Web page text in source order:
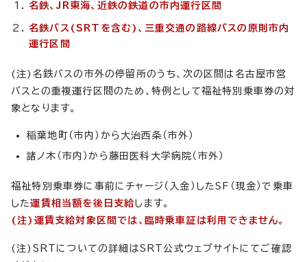
名鉄、JR東海、近鉄の鉄道の市内運行区間
名鉄バス(SRTを含む)、三重交通の路線バスの 原則市内
運行区間
(注)名鉄バスの市外の停留所のうち、次の区間は名古屋市営
バスとの重複運行区間のため、特例として福祉特別乗車券の対
象となります。
稲葉地町（市内）から大治西条（市外）
諸ノ木（市内）から藤田医科大学病院（市外）
福祉特別乗車券に事前にチャージ（入金）したSF（現金）で乗車
した運賃相当額を後日支給します。
(注) 運賃支給対象区間では、臨時乗車証は利用できません。
(注)SRTについての詳細はSRT公式ウェブサイトにてご確認